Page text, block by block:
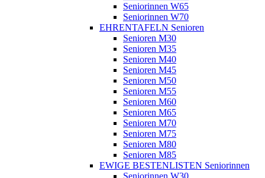
Seniorinnen W65
Seniorinnen W70
EHRENTAFELN Senioren
Senioren M30
Senioren M35
Senioren M40
Senioren M45
Senioren M50
Senioren M55
Senioren M60
Senioren M65
Senioren M70
Senioren M75
Senioren M80
Senioren M85
EWIGE BESTENLISTEN Seniorinnen
Seniorinnen W30